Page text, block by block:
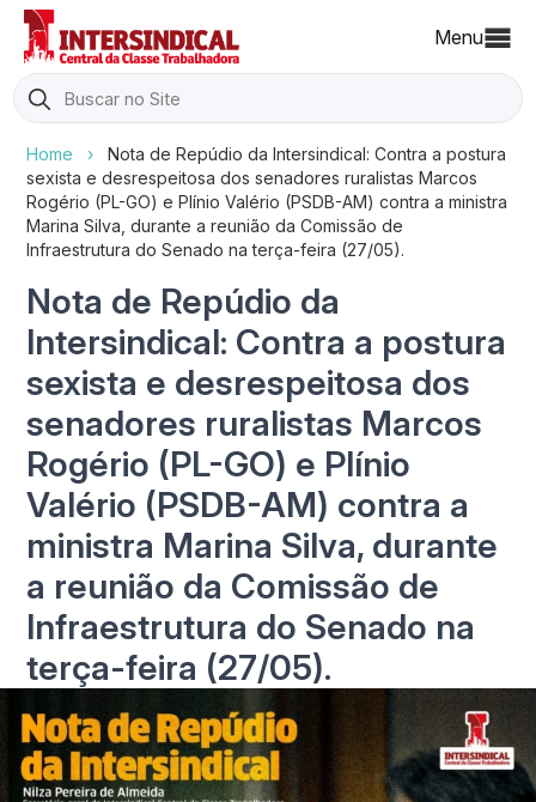
Menu
Search
for:
Home ›
Nota de Repúdio da Intersindical: Contra a postura
sexista e desrespeitosa dos senadores ruralistas Marcos
Rogério (PL-GO) e Plínio Valério (PSDB-AM) contra a ministra
Marina Silva, durante a reunião da Comissão de
Infraestrutura do Senado na terça-feira (27/05).
Nota de Repúdio da
Intersindical: Contra a postura
sexista e desrespeitosa dos
senadores ruralistas Marcos
Rogério (PL-GO) e Plínio
Valério (PSDB-AM) contra a
ministra Marina Silva, durante
a reunião da Comissão de
Infraestrutura do Senado na
terça-feira (27/05).